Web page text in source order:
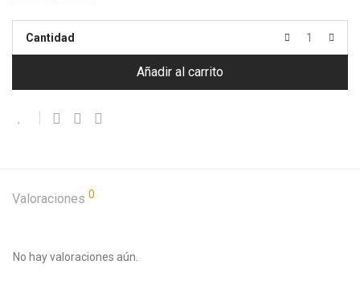
Cantidad
Añadir al carrito
Valoraciones 0
No hay valoraciones aún.